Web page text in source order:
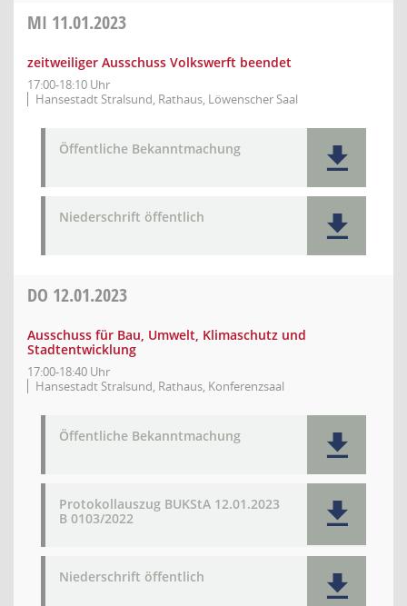
MI 11.01.2023
zeitweiliger Ausschuss Volkswerft beendet
17:00-18:10 Uhr
Hansestadt Stralsund, Rathaus, Löwenscher Saal
Öffentliche Bekanntmachung
Niederschrift öffentlich
DO 12.01.2023
Ausschuss für Bau, Umwelt, Klimaschutz und
Stadtentwicklung
17:00-18:40 Uhr
Hansestadt Stralsund, Rathaus, Konferenzsaal
Öffentliche Bekanntmachung
Protokollauszug BUKStA 12.01.2023
B 0103/2022
Niederschrift öffentlich